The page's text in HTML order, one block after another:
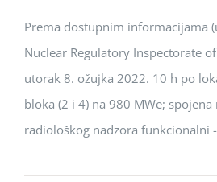
Prema dostupnim informacijama
Nuclear Regulatory Inspectorate
utorak 8. ožujka 2022. 10 h po
bloka (2 i 4) na 980 MWe;
radiološkog nadzora funkcionalni